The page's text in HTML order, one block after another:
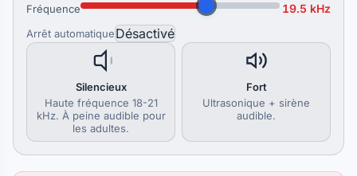
Fréquence 19.5 kHz
Arrêt automatique
Silencieux
Haute fréquence 18-21
kHz. À peine audible pour
les adultes.
Fort
Ultrasonique + sirène
audible.